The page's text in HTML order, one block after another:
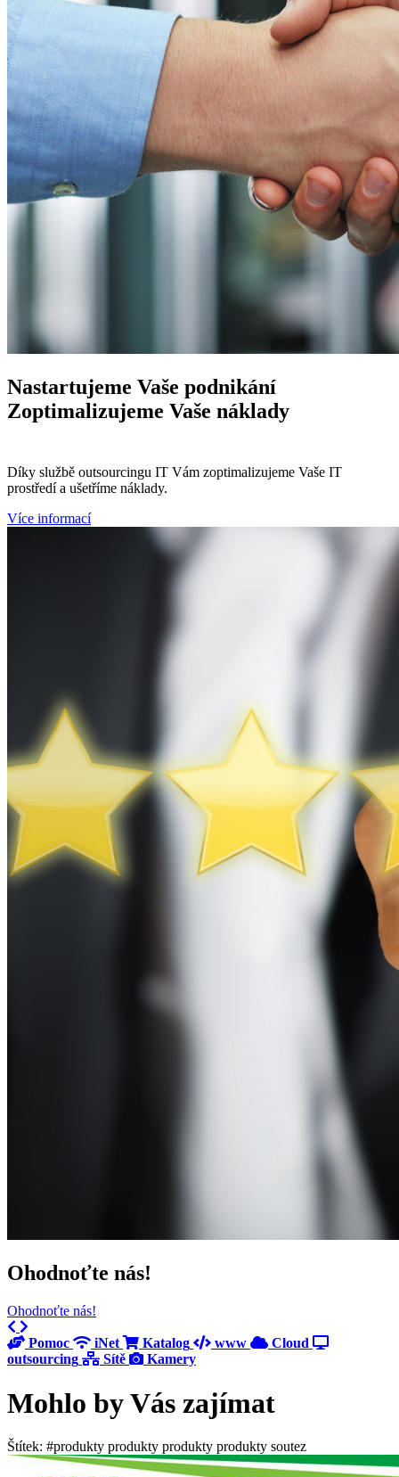
Nastartujeme Vaše podnikání
Zoptimalizujeme Vaše náklady
Díky službě outsourcingu IT Vám zoptimalizujeme Vaše IT
prostředí a ušetříme náklady.
Více informací
Ohodnoťte nás!
Ohodnoťte nás!
Previous
Pomoc
iNet Katalog www
Cloud
outsourcing
Sítě Kamery
Mohlo by Vás zajímat
Štítek: #produkty produkty produkty produkty soutez